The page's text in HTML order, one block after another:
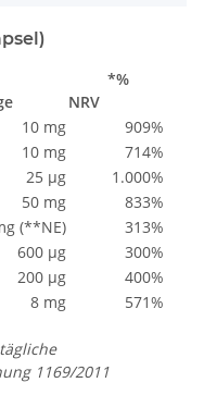
*%
NRV
10 mg
909%
10 mg
714%
25 µg
1.000%
50 mg
833%
(**NE)
313%
600 µg
300%
200 µg
400%
8 mg 571%
1169/2011